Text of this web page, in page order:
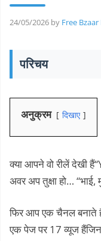
24/05/2026 by Free
परिचय
अनुक्रम दिखाए
क्या आपने वो रीलें देखी
अवर अप तुक्षा हो… “भाई,
फिर आप एक चैनल बनाते
एक पेज पर 17 व्यूज